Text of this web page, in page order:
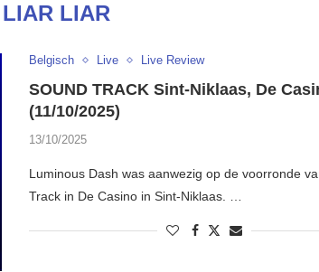
LIAR LIAR
Belgisch Live Live Review
SOUND TRACK Sint-Niklaas, De
(11/10/2025)
13/10/2025
Luminous Dash was aanwezig op de voorronde
Track in De Casino in Sint-Niklaas. …